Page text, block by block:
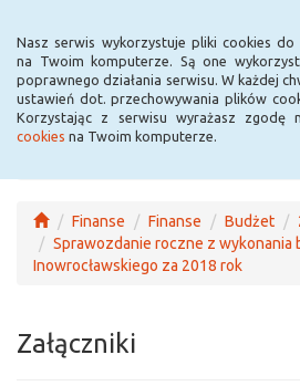
Nasz serwis wykorzystuje pliki cookies
na Twoim komputerze. Są one
poprawnego działania serwisu. W każdej
ustawień dot. przechowywania plików
Korzystając z serwisu wyrażasz zgodę
cookies na Twoim komputerze.
Finanse Finanse Budżet
Sprawozdanie roczne z wykonania
Inowrocławskiego za 2018 rok
Załączniki